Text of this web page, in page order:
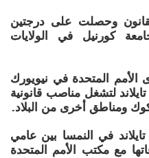
وحصلت على درجتين
كورنيل في الولايات
الأمم المتحدة في نيويورك
لتشغل مناصب قانونية
ومناطق أخرى من البلاد.
في النمسا بين عامي
مع مكتب الأمم المتحدة